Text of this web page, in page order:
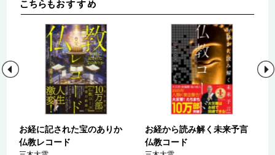
お経に記された宝のありか
仏教レコード
お経から読み解く未来予言
仏教コード